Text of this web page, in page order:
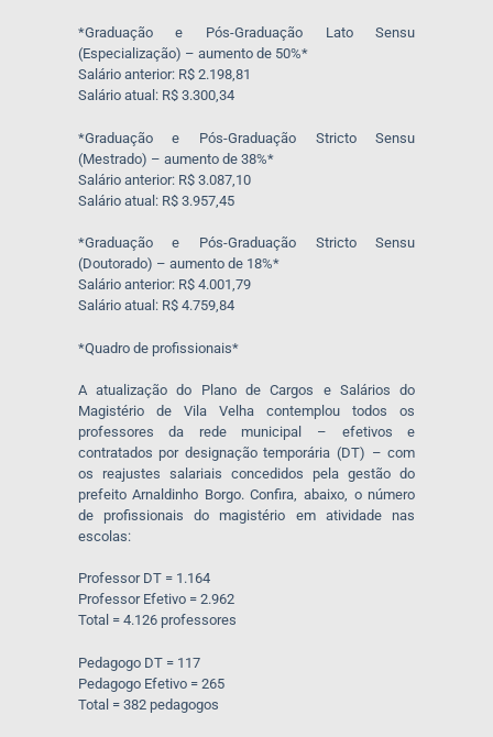
*Graduação e Pós-Graduação Lato Sensu
(Especialização) – aumento de 50%*
Salário anterior: R$ 2.198,81
Salário atual: R$ 3.300,34
*Graduação e Pós-Graduação Stricto Sensu
(Mestrado) – aumento de 38%*
Salário anterior: R$ 3.087,10
Salário atual: R$ 3.957,45
*Graduação e Pós-Graduação Stricto Sensu
(Doutorado) – aumento de 18%*
Salário anterior: R$ 4.001,79
Salário atual: R$ 4.759,84
*Quadro de profissionais*
A atualização do Plano de Cargos e Salários do
Magistério de Vila Velha contemplou todos os
professores da rede municipal – efetivos e
contratados por designação temporária (DT) – com
os reajustes salariais concedidos pela gestão do
prefeito Arnaldinho Borgo. Confira, abaixo, o número
de profissionais do magistério em atividade nas
escolas:
Professor DT = 1.164
Professor Efetivo = 2.962
Total = 4.126 professores
Pedagogo DT = 117
Pedagogo Efetivo = 265
Total = 382 pedagogos